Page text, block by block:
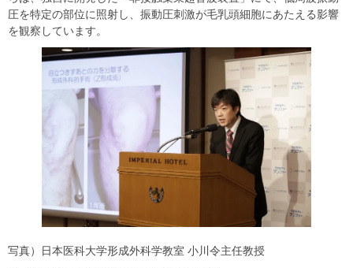
圧を特定の部位に照射し、振動圧刺激が毛乳頭細胞にあたえる影響
を観察しています。
写真）日本医科大学形成外科学教室 小川令主任教授